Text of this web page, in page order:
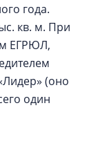
года.
кв. м. При
ЕГРЮЛ,
(оно
один